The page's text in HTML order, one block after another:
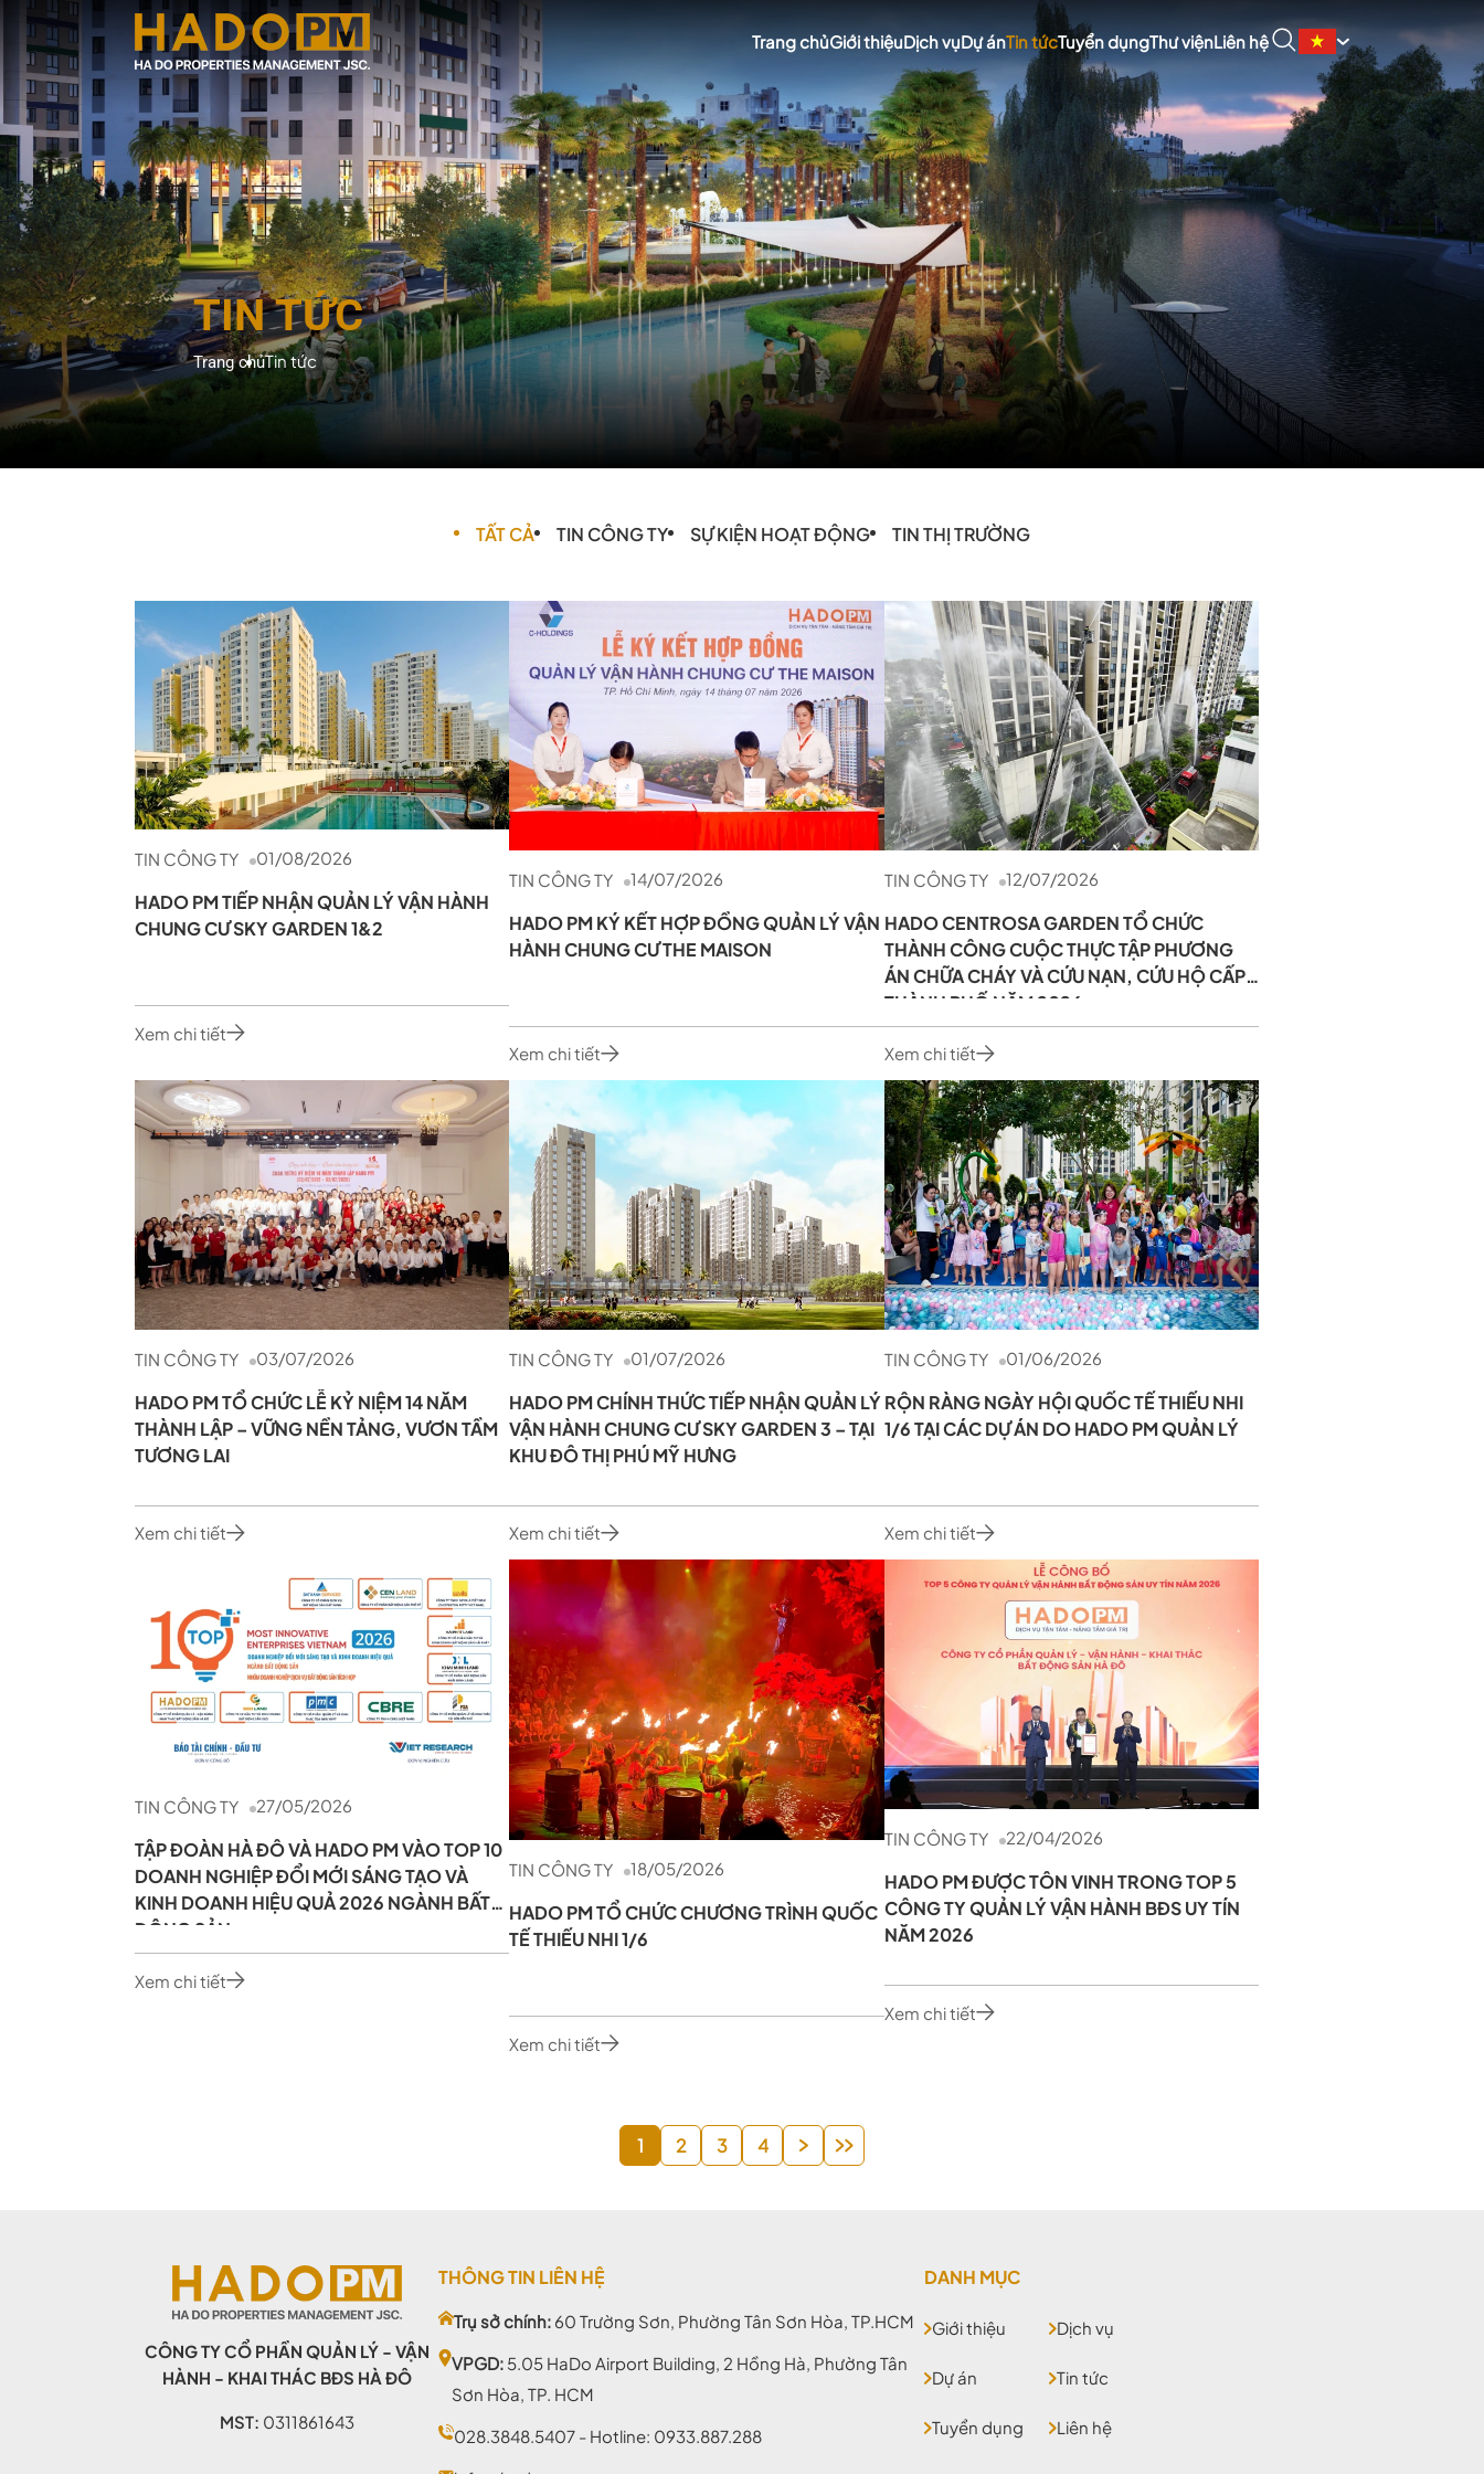
Trang chủGiới thiệuDịch vụDự ánTin tứcTuyển dụngThư việnLiên hệ
TIN TỨC
Trang chủTin tức
TẤT CẢ TIN CÔNG TY SỰ KIỆN HOẠT ĐỘNG TIN THỊ TRƯỜNG
TIN CÔNG TY 01/08/2026
HADO PM TIẾP NHẬN QUẢN LÝ VẬN HÀNH
CHUNG CƯ SKY GARDEN 1&2
Xem chi tiết
TIN CÔNG TY 14/07/2026
HADO PM KÝ KẾT HỢP ĐỒNG QUẢN LÝ VẬN
HÀNH CHUNG CƯ THE MAISON
Xem chi tiết
TIN CÔNG TY 12/07/2026
HADO CENTROSA GARDEN TỔ CHỨC
THÀNH CÔNG CUỘC THỰC TẬP PHƯƠNG
ÁN CHỮA CHÁY VÀ CỨU NẠN, CỨU HỘ CẤP
THÀNH PHỐ NĂM 2026
Xem chi tiết
TIN CÔNG TY 03/07/2026
HADO PM TỔ CHỨC LỄ KỶ NIỆM 14 NĂM
THÀNH LẬP – VỮNG NỀN TẢNG, VƯƠN TẦM
TƯƠNG LAI
Xem chi tiết
TIN CÔNG TY 01/07/2026
HADO PM CHÍNH THỨC TIẾP NHẬN QUẢN LÝ
VẬN HÀNH CHUNG CƯ SKY GARDEN 3 – TẠI
KHU ĐÔ THỊ PHÚ MỸ HƯNG
Xem chi tiết
TIN CÔNG TY 01/06/2026
RỘN RÀNG NGÀY HỘI QUỐC TẾ THIẾU NHI
1/6 TẠI CÁC DỰ ÁN DO HADO PM QUẢN LÝ
Xem chi tiết
TIN CÔNG TY 27/05/2026
TẬP ĐOÀN HÀ ĐÔ VÀ HADO PM VÀO TOP 10
DOANH NGHIỆP ĐỔI MỚI SÁNG TẠO VÀ
KINH DOANH HIỆU QUẢ 2026 NGÀNH BẤT
ĐỘNG SẢN
Xem chi tiết
TIN CÔNG TY 18/05/2026
HADO PM TỔ CHỨC CHƯƠNG TRÌNH QUỐC
TẾ THIẾU NHI 1/6
Xem chi tiết
TIN CÔNG TY 22/04/2026
HADO PM ĐƯỢC TÔN VINH TRONG TOP 5
CÔNG TY QUẢN LÝ VẬN HÀNH BĐS UY TÍN
NĂM 2026
Xem chi tiết
1 2 3 4
CÔNG TY CỔ PHẦN QUẢN LÝ - VẬN
HÀNH - KHAI THÁC BĐS HÀ ĐÔ
MST: 0311861643
THÔNG TIN LIÊN HỆ
Trụ sở chính: 60 Trường Sơn, Phường Tân Sơn Hòa, TP.HCM
VPGD: 5.05 HaDo Airport Building, 2 Hồng Hà, Phường Tân
Sơn Hòa, TP. HCM
028.3848.5407 - Hotline: 0933.887.288
DANH MỤC
Giới thiệu Dịch vụ
Dự án Tin tức
Tuyển dụng Liên hệ